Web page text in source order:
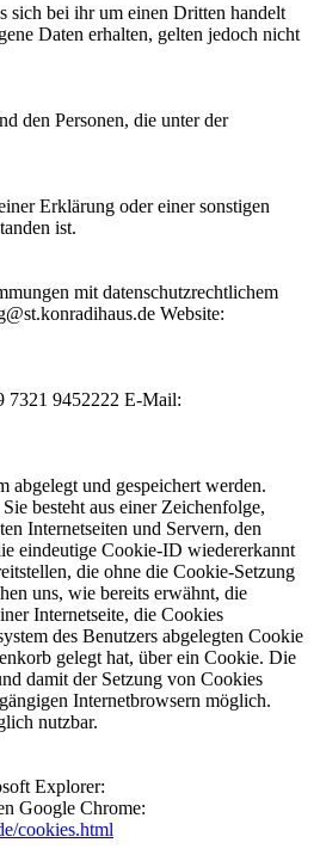
sich bei ihr um einen Dritten handelt
Daten erhalten, gelten jedoch nicht
den Personen, die unter der
Erklärung oder einer sonstigen
ist.
mit datenschutzrechtlichem
Website:
7321 9452222 E-Mail:
abgelegt und gespeichert werden.
besteht aus einer Zeichenfolge,
Internetseiten und Servern, den
eindeutige Cookie-ID wiedererkannt
die ohne die Cookie-Setzung
uns, wie bereits erwähnt, die
Internetseite, die Cookies
des Benutzers abgelegten Cookie
gelegt hat, über ein Cookie. Die
damit der Setzung von Cookies
Internetbrowsern möglich.
nutzbar.
Explorer:
Google Chrome:
cookies.html